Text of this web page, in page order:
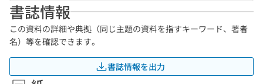
書誌情報
この資料の詳細や典拠（同じ主題の資料を指すキーワード、著者
名）等を確認できます。
書誌情報を出力